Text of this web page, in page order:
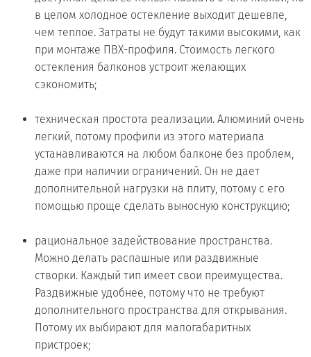
в целом холодное остекление выходит дешевле,
чем теплое. Затраты не будут такими высокими, как
при монтаже ПВХ-профиля. Стоимость легкого
остекления балконов устроит желающих
сэкономить;
техническая простота реализации. Алюминий очень
легкий, потому профили из этого материала
устанавливаются на любом балконе без проблем,
даже при наличии ограничений. Он не дает
дополнительной нагрузки на плиту, потому с его
помощью проще сделать выносную конструкцию;
рациональное задействование пространства.
Можно делать распашные или раздвижные
створки. Каждый тип имеет свои преимущества.
Раздвижные удобнее, потому что не требуют
дополнительного пространства для открывания.
Потому их выбирают для малогабаритных
пристроек;